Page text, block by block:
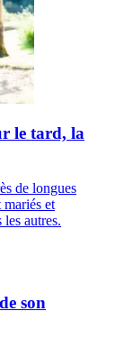
le tard, la
de longues
mariés et
autres.
son